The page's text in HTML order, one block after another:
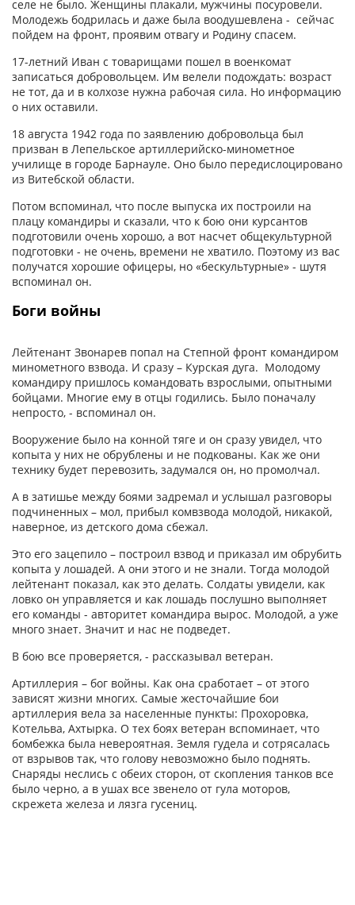
селе не было. Женщины плакали, мужчины посуровели.
Молодежь бодрилась и даже была воодушевлена - сейчас
пойдем на фронт, проявим отвагу и Родину спасем.
17-летний Иван с товарищами пошел в военкомат
записаться добровольцем. Им велели подождать: возраст
не тот, да и в колхозе нужна рабочая сила. Но информацию
о них оставили.
18 августа 1942 года по заявлению добровольца был
призван в Лепельское артиллерийско-минометное
училище в городе Барнауле. Оно было передислоцировано
из Витебской области.
Потом вспоминал, что после выпуска их построили на
плацу командиры и сказали, что к бою они курсантов
подготовили очень хорошо, а вот насчет общекультурной
подготовки - не очень, времени не хватило. Поэтому из вас
получатся хорошие офицеры, но «бескультурные» - шутя
вспоминал он.
Боги войны
Лейтенант Звонарев попал на Степной фронт командиром
минометного взвода. И сразу – Курская дуга. Молодому
командиру пришлось командовать взрослыми, опытными
бойцами. Многие ему в отцы годились. Было поначалу
непросто, - вспоминал он.
Вооружение было на конной тяге и он сразу увидел, что
копыта у них не обрублены и не подкованы. Как же они
технику будет перевозить, задумался он, но промолчал.
А в затишье между боями задремал и услышал разговоры
подчиненных – мол, прибыл комвзвода молодой, никакой,
наверное, из детского дома сбежал.
Это его зацепило – построил взвод и приказал им обрубить
копыта у лошадей. А они этого и не знали. Тогда молодой
лейтенант показал, как это делать. Солдаты увидели, как
ловко он управляется и как лошадь послушно выполняет
его команды - авторитет командира вырос. Молодой, а уже
много знает. Значит и нас не подведет.
В бою все проверяется, - рассказывал ветеран.
Артиллерия – бог войны. Как она сработает – от этого
зависят жизни многих. Самые жесточайшие бои
артиллерия вела за населенные пункты: Прохоровка,
Котельва, Ахтырка. О тех боях ветеран вспоминает, что
бомбежка была невероятная. Земля гудела и сотрясалась
от взрывов так, что голову невозможно было поднять.
Снаряды неслись с обеих сторон, от скопления танков все
было черно, а в ушах все звенело от гула моторов,
скрежета железа и лязга гусениц.